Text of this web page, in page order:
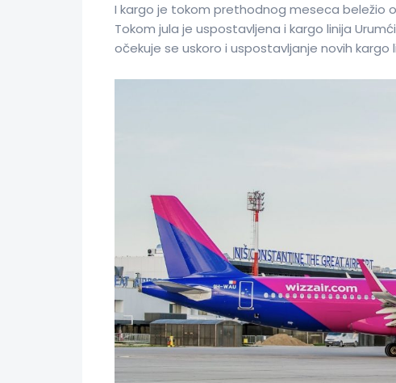
I kargo je tokom prethodnog meseca beležio
Tokom jula je uspostavljena i kargo linija
očekuje se uskoro i uspostavljanje novih kargo